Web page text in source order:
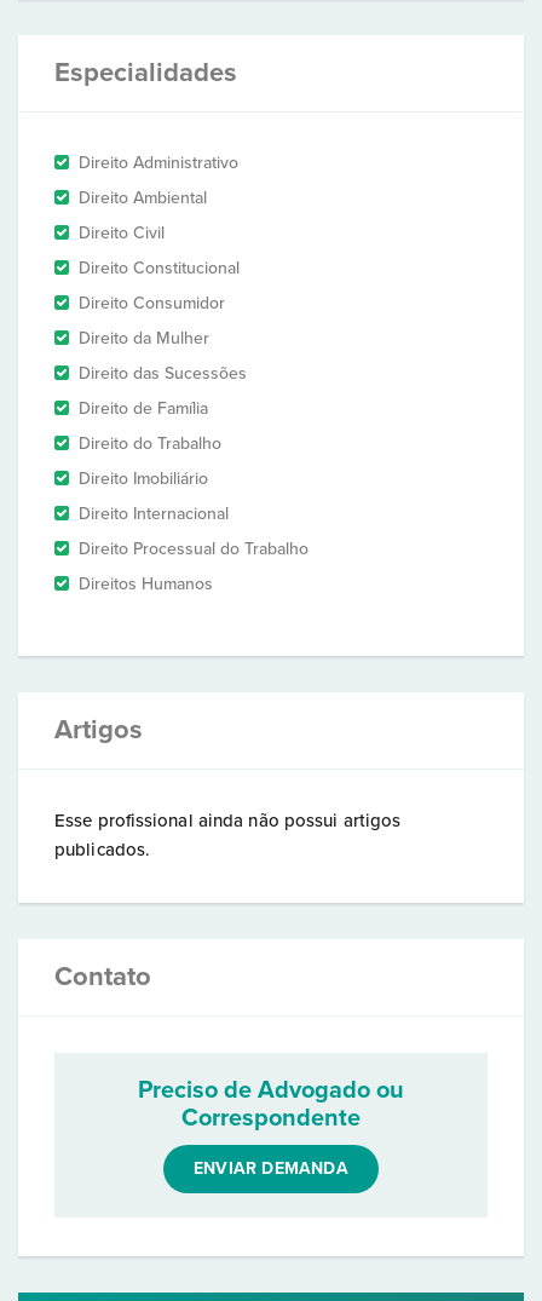
Especialidades
Direito Administrativo
Direito Ambiental
Direito Civil
Direito Constitucional
Direito Consumidor
Direito da Mulher
Direito das Sucessões
Direito de Família
Direito do Trabalho
Direito Imobiliário
Direito Internacional
Direito Processual do Trabalho
Direitos Humanos
Artigos
Esse profissional ainda não possui artigos
publicados.
Contato
Preciso de Advogado ou
Correspondente
ENVIAR DEMANDA